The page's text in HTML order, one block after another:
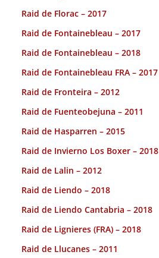
Raid de Florac – 2017
Raid de Fontainebleau – 2017
Raid de Fontainebleau – 2018
Raid de Fontainebleau FRA – 2017
Raid de Fronteira – 2012
Raid de Fuenteobejuna – 2011
Raid de Hasparren – 2015
Raid de Invierno Los Boxer – 2018
Raid de Lalin – 2012
Raid de Liendo – 2018
Raid de Liendo Cantabria – 2018
Raid de Lignieres (FRA) – 2018
Raid de Llucanes – 2011